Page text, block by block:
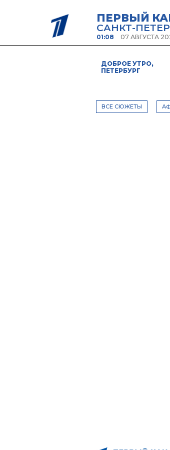
ПЕРВЫЙ
САНКТ-
01:08 07 АВГУСТА
ДОБРОЕ УТРО,
ПЕТЕРБУРГ
ВСЕ СЮЖЕТЫ